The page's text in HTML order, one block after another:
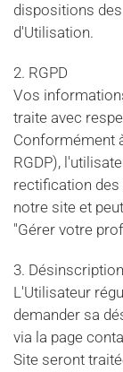
dispositions
d'Utilisation.
2. RGPD
Vos
traite avec
Conformément
RGDP),
rectification
notre site et
"Gérer votre
3. Désinscription
L'Utilisateur
demander sa
via la page
Site seront